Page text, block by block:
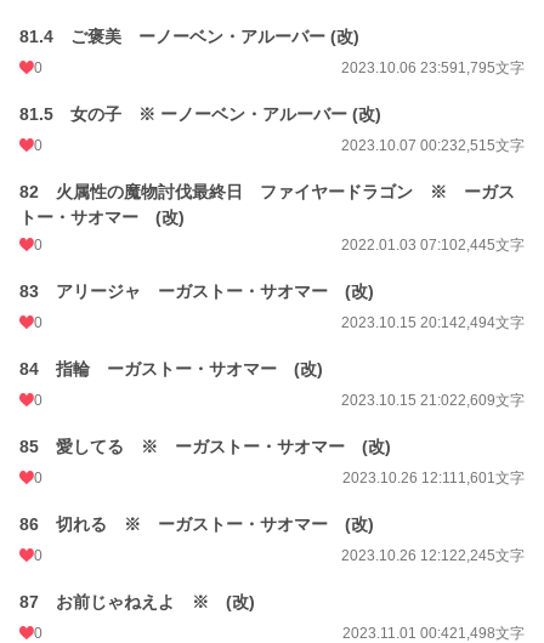
81.4 ご褒美 ーノーベン・アルーバー (改)
0 2023.10.06 23:591,795文字
81.5 女の子 ※ ーノーベン・アルーバー (改)
0 2023.10.07 00:232,515文字
82 火属性の魔物討伐最終日 ファイヤードラゴン ※ ーガス
トー・サオマー (改)
0 2022.01.03 07:102,445文字
83 アリージャ ーガストー・サオマー (改)
0 2023.10.15 20:142,494文字
84 指輪 ーガストー・サオマー (改)
0 2023.10.15 21:022,609文字
85 愛してる ※ ーガストー・サオマー (改)
0 2023.10.26 12:111,601文字
86 切れる ※ ーガストー・サオマー (改)
0 2023.10.26 12:122,245文字
87 お前じゃねえよ ※ (改)
0 2023.11.01 00:421,498文字